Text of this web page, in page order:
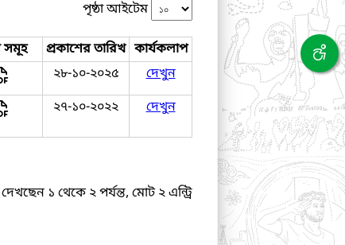
পৃষ্ঠা আইটেম
সমূহ প্রকাশের তারিখ কার্যকলাপ
২৮-১০-২০২৫
দেখুন
২৭-১০-২০২২ দেখুন
দেখছেন ১ থেকে ২ পর্যন্ত, মোট ২ এন্ট্রি